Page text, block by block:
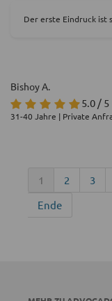
Der erste Eindruck ist
Bishoy A.
5.0 / 5
31-40 Jahre | Private
1 2 3
Ende